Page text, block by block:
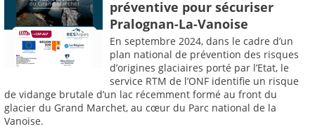
préventive pour sécuriser
Pralognan-La-Vanoise
En septembre 2024, dans le cadre d’un
plan national de prévention des risques
d’origines glaciaires porté par l’Etat, le
service RTM de l’ONF identifie un risque
de vidange brutale d’un lac récemment formé au front du
glacier du Grand Marchet, au cœur du Parc national de la
Vanoise.